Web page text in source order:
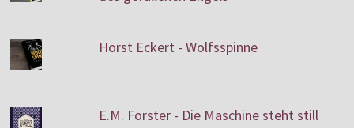
Horst Eckert - Wolfsspinne
E.M. Forster - Die Maschine steht still